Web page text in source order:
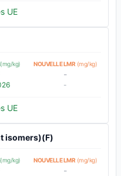
UE
(mg/kg) NOUVELLE LMR (mg/kg)
-
-
UE
isomers)(F)
(mg/kg) NOUVELLE LMR (mg/kg)
-